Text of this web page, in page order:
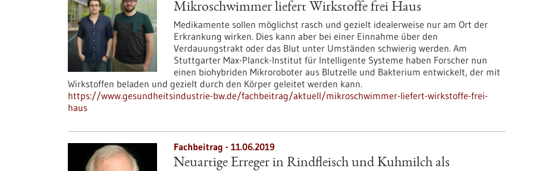
Mikroschwimmer liefert Wirkstoffe frei Haus
Medikamente sollen möglichst rasch und gezielt idealerweise nur am Ort der
Erkrankung wirken. Dies kann aber bei einer Einnahme über den
Verdauungstrakt oder das Blut unter Umständen schwierig werden. Am
Stuttgarter Max-Planck-Institut für Intelligente Systeme haben Forscher nun
einen biohybriden Mikroroboter aus Blutzelle und Bakterium entwickelt, der mit
Wirkstoffen beladen und gezielt durch den Körper geleitet werden kann.
https://www.gesundheitsindustrie-bw.de/fachbeitrag/aktuell/mikroschwimmer-liefert-wirkstoffe-frei-
haus
Fachbeitrag - 11.06.2019
Neuartige Erreger in Rindfleisch und Kuhmilch als